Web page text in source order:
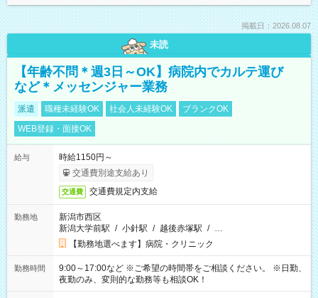
掲載日：2026.08.07
未読
【年齢不問＊週3日～OK】病院内でカルテ運び
など＊メッセンジャー業務
派遣 職種未経験OK 社会人未経験OK
ブランクOK
WEB登録・面接OK
給与
時給1150円～
交通費別途支給あり
交通費 交通費規定内支給
勤務地
新潟市西区
新潟大学前駅 / 小針駅 / 越後赤塚駅 / …
【勤務地選べます】病院・クリニック
勤務時間
9:00～17:00など ※ご希望の時間帯をご相談ください。 ※日勤、
夜勤のみ、変則的な勤務等も相談OK！